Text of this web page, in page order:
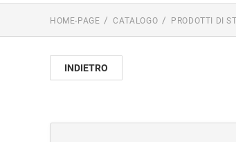
HOME-PAGE CATALOGO PRODOTTI DI
INDIETRO